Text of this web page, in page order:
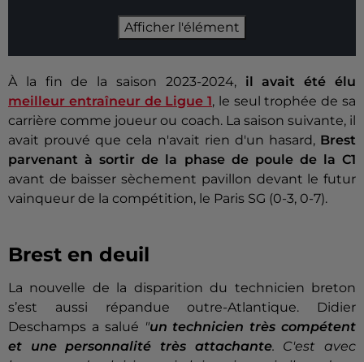
Afficher l'élément
À la fin de la saison 2023-2024, il avait été élu
meilleur entraîneur de Ligue 1, le seul trophée de sa
carrière comme joueur ou coach. La saison suivante, il
avait prouvé que cela n'avait rien d'un hasard, Brest
parvenant à sortir de la phase de poule de la C1
avant de baisser sèchement pavillon devant le futur
vainqueur de la compétition, le Paris SG (0-3, 0-7).
Brest en deuil
La nouvelle de la disparition du technicien breton
s’est aussi répandue outre-Atlantique. Didier
Deschamps a salué "un technicien très compétent
et une personnalité très attachante. C'est avec